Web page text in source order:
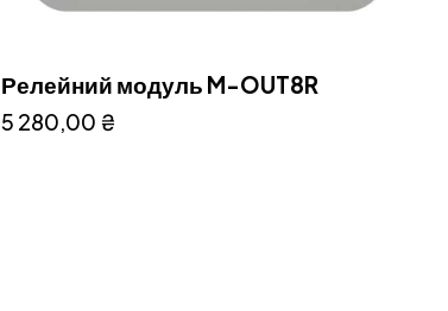
Релейний модуль M-OUT8R
5 280,00 ₴